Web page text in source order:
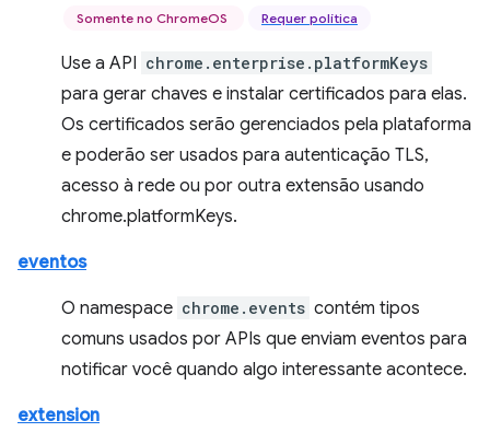
Somente no ChromeOS Requer política
Use a API chrome.enterprise.platformKeys
para gerar chaves e instalar certificados para elas.
Os certificados serão gerenciados pela plataforma
e poderão ser usados para autenticação TLS,
acesso à rede ou por outra extensão usando
chrome.platformKeys.
eventos
O namespace chrome.events contém tipos
comuns usados por APIs que enviam eventos para
notificar você quando algo interessante acontece.
extension